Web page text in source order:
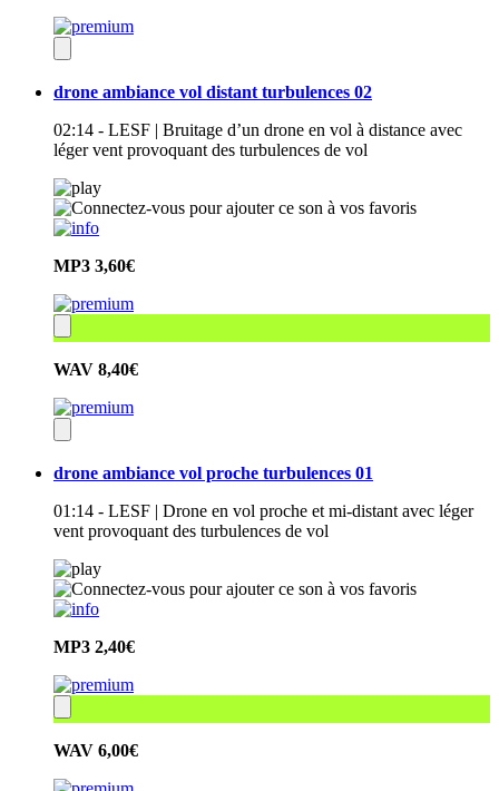
drone ambiance vol distant turbulences 02
02:14 - LESF | Bruitage d’un drone en vol à distance avec
léger vent provoquant des turbulences de vol
MP3 3,60€
WAV 8,40€
drone ambiance vol proche turbulences 01
01:14 - LESF | Drone en vol proche et mi-distant avec léger
vent provoquant des turbulences de vol
MP3 2,40€
WAV 6,00€